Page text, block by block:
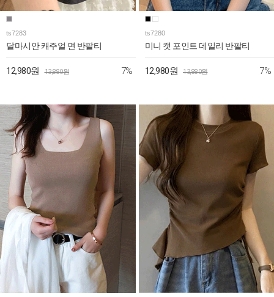
ts7283
달마시안 캐주얼 면 반팔티
12,980원 13,880원 7%
ts7280
미니 캣 포인트 데일리 반팔티
12,980원 13,880원 7%